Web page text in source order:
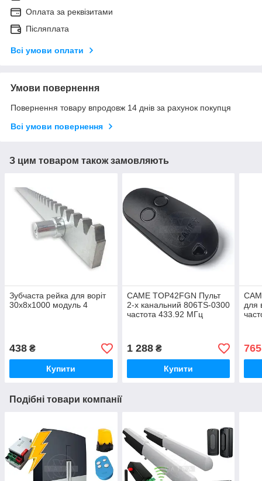
Оплата за реквізитами
Післяплата
Всі умови оплати
Умови повернення
Повернення товару впродовж 14 днів за рахунок покупця
Всі умови повернення
З цим товаром також замовляють
Зубчаста рейка для воріт
30х8х1000 модуль 4
438 ₴
Купити
CAME TOP42FGN Пульт
2-х канальний 806TS-0300
частота 433.92 МГц
1 288₴
Купити
для
765
Подібні товари компанії